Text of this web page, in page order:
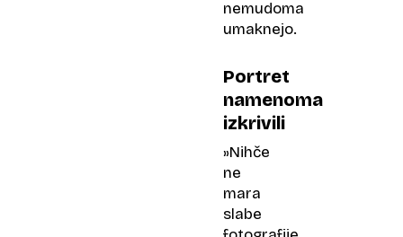
nemudoma
umaknejo.
Portret
namenoma
izkrivili
»Nihče
ne
mara
slabe